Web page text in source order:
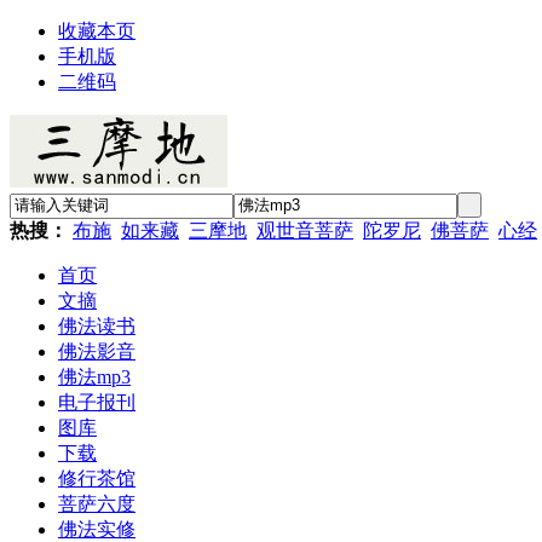
收藏本页
手机版
二维码
热搜： 布施 如来藏 三摩地 观世音菩萨 陀罗尼 佛菩萨 心经
首页
文摘
佛法读书
佛法影音
佛法mp3
电子报刊
图库
下载
修行茶馆
菩萨六度
佛法实修